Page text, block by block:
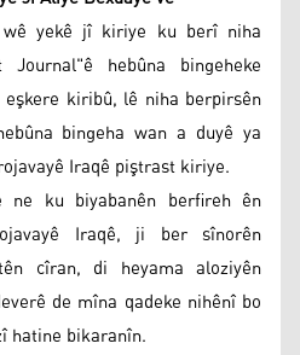
yekê jî kiriye ku berî niha
hebûna bingeheke
kiribû, lê niha berpirsên
bingeha wan a duyê ya
Iraqê piştrast kiriye.
ku biyabanên berfireh ên
Iraqê, ji ber sînorên
cîran, di heyama aloziyên
de mîna qadeke nihênî bo
hatine bikaranîn.